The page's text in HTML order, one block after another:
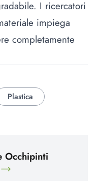
I ricercatori
impiega
completamente
Plastica
Occhipinti